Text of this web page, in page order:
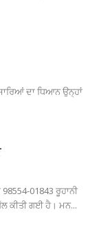
ਦਾ ਧਿਆਨ ਉਨ੍ਹਾਂ
01843 ਰੂਹਾਨੀ
ਕੀਤੀ ਗਈ ਹੈ। ਮਨ...